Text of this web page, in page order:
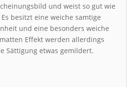
und weist so gut wie
besitzt eine weiche samtige
und eine besonders weiche
Effekt werden allerdings
Sättigung etwas gemildert.